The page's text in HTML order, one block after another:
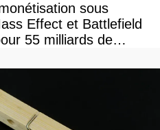
sous
Effect et Battlefield
55 milliards de